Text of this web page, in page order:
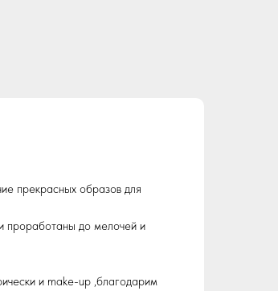
прекрасных образов для
проработаны до мелочей и
и make-up ,благодарим